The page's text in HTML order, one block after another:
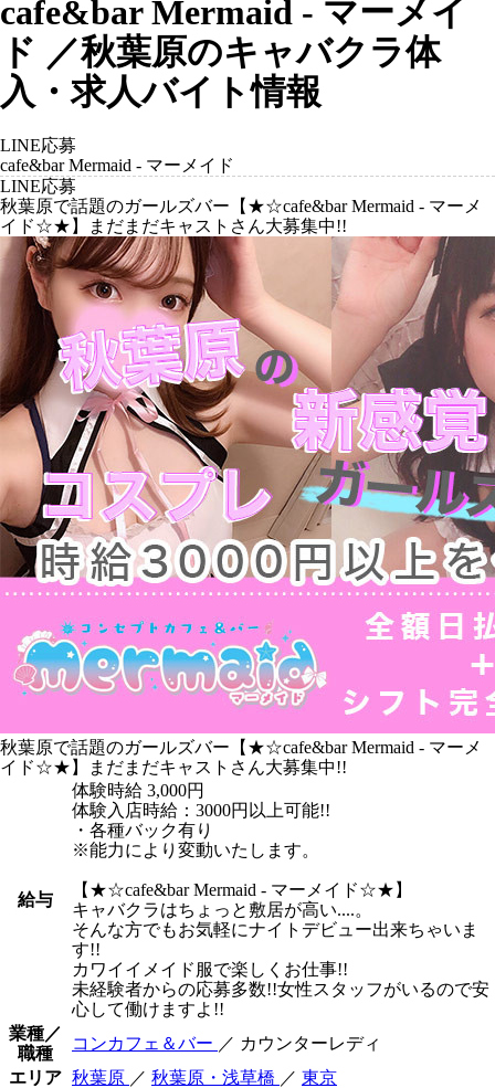
cafe&bar Mermaid - マーメイ
ド ／秋葉原のキャバクラ体
入・求人バイト情報
LINE応募
cafe&bar Mermaid - マーメイド
LINE応募
秋葉原で話題のガールズバー【★☆cafe&bar Mermaid - マーメ
イド☆★】まだまだキャストさん大募集中!!
秋葉原で話題のガールズバー【★☆cafe&bar Mermaid - マーメ
イド☆★】まだまだキャストさん大募集中!!
給与
体験時給 3,000円
体験入店時給：3000円以上可能!!
・各種バック有り
※能力により変動いたします。
【★☆cafe&bar Mermaid - マーメイド☆★】
キャバクラはちょっと敷居が高い....。
そんな方でもお気軽にナイトデビュー出来ちゃいま
す!!
カワイイメイド服で楽しくお仕事!!
未経験者からの応募多数!!女性スタッフがいるので安
心して働けますよ!!
業種／
職種
コンカフェ＆バー ／ カウンターレディ
エリア 秋葉原 ／ 秋葉原・浅草橋 ／ 東京